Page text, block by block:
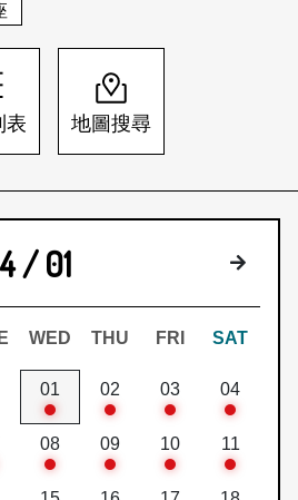
登入/註冊
表 地圖搜尋
/ 01 下個月
WED THU FRI SAT
01 02 03 04
08 09 10 11